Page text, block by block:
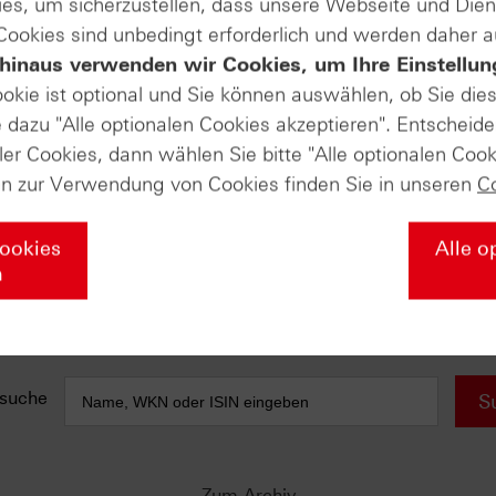
anfallen) sind in der Darstellung nicht berücksichtigt und
AUSGABE VOM 21.03.2025
DAX® (Daily)
sind unbedingt erforderlich und werden daher
verwenden wir Cookies, um Ihre
ist optional und Sie können auswählen, ob Sie
"Alle optionalen Cookies akzeptieren".
Cookies, dann wählen Sie bitte "Alle optionalen
zur Verwendung von Cookies finden Sie in unseren
Alle